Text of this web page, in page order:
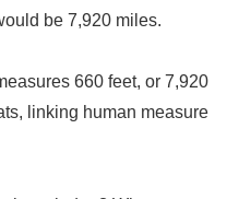
be 7,920 miles.
660 feet, or 7,920
linking human measure